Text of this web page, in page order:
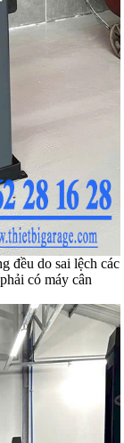
đều do sai lệch các
có máy cân